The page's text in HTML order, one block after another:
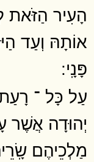
הָעִיר הַזֹּאת
אוֹתָהּ וְעַד
פָּנָֽי ׃
עַל כָּל ־ רָעַת
יְהוּדָה אֲשֶׁר
מַלְכֵיהֶם